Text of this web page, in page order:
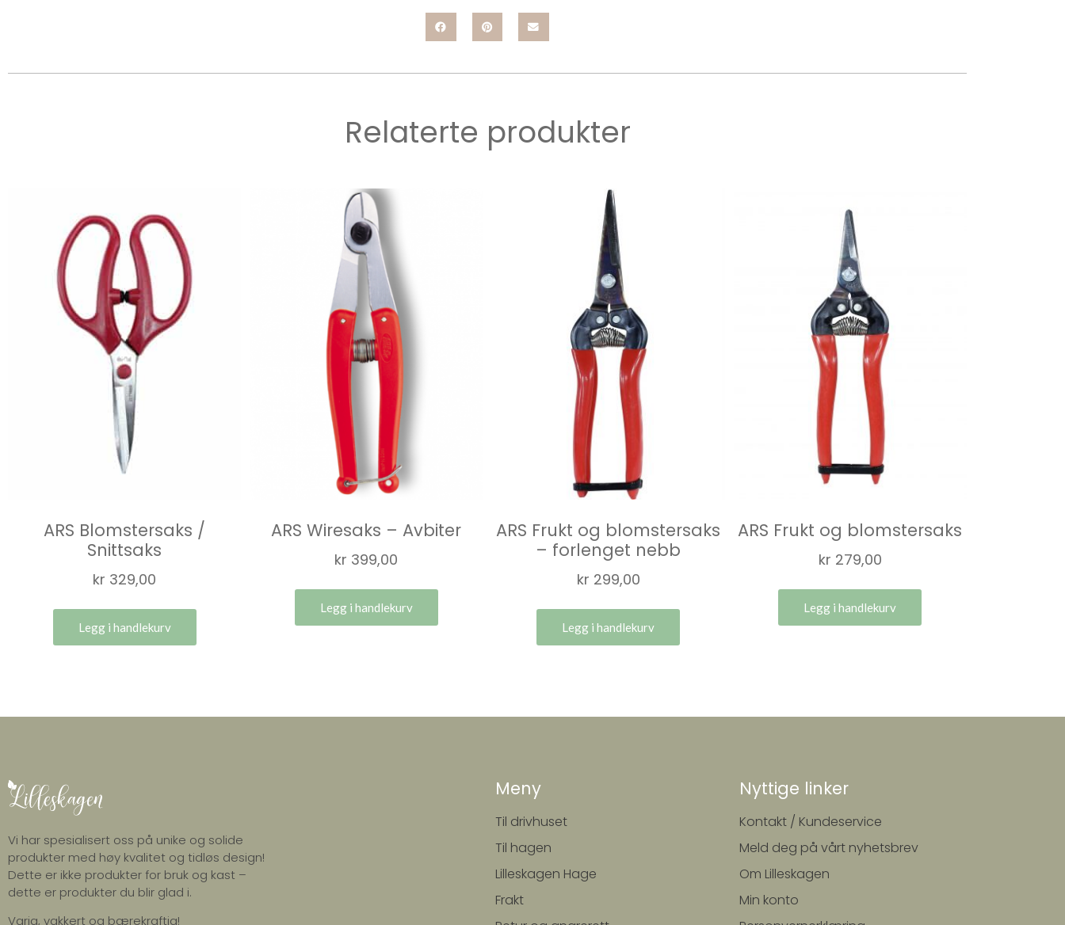
Relaterte produkter
ARS Blomstersaks /
Snittsaks
kr 329,00
Legg i handlekurv
ARS Wiresaks – Avbiter
kr 399,00
Legg i handlekurv
ARS Frukt og blomstersaks
– forlenget nebb
kr 299,00
Legg i handlekurv
ARS Frukt og blomstersaks
kr 279,00
Legg i handlekurv
Vi har spesialisert oss på unike og solide
produkter med høy kvalitet og tidløs design!
Dette er ikke produkter for bruk og kast –
dette er produkter du blir glad i.
Varig, vakkert og bærekraftig!
Meny
Til drivhuset
Til hagen
Lilleskagen Hage
Frakt
Nyttige linker
Kontakt / Kundeservice
Meld deg på vårt nyhetsbrev
Om Lilleskagen
Min konto